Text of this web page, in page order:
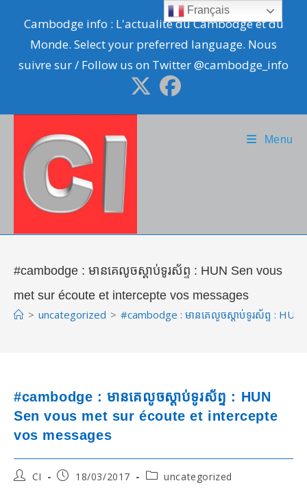
content
Cambodge info : L'actualité du Cambodge et du
Monde. Select your preferred language. Nous
suivre sur / Follow us on Twitter @cambodge_info
Menu
#cambodge : មានគេលូចស្ដាប់ទូរស័ព្ទ : HUN Sen vous
met sur écoute et intercepte vos messages
> uncategorized > #cambodge : មានគេលូចស្ដាប់ទូរស័ព្ទ :
#cambodge : មានគេលូចស្ដាប់ទូរស័ព្ទ : HUN
Sen vous met sur écoute et intercepte
vos messages
PostCI
Post18/03/2017
Postuncategorized
Français